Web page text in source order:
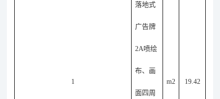
1
落地式
广告牌
2A喷绘
布、 画
面四周
m2 19.42